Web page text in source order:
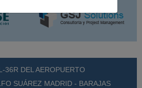
36R DEL AEROPUERTO
SUÁREZ MADRID - BARAJAS